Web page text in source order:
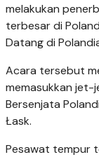
melakukan
terbesar di
Datang di
Acara tersebut
memasukkan
Bersenjata
Łask.
Pesawat tempur